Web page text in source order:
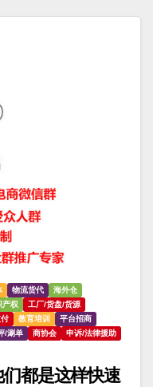
物流货代
海外仓
产权
工厂/货盘/货源
教育培训
平台招商
/涮单 商协会
申诉/法律援助
都是这样快速